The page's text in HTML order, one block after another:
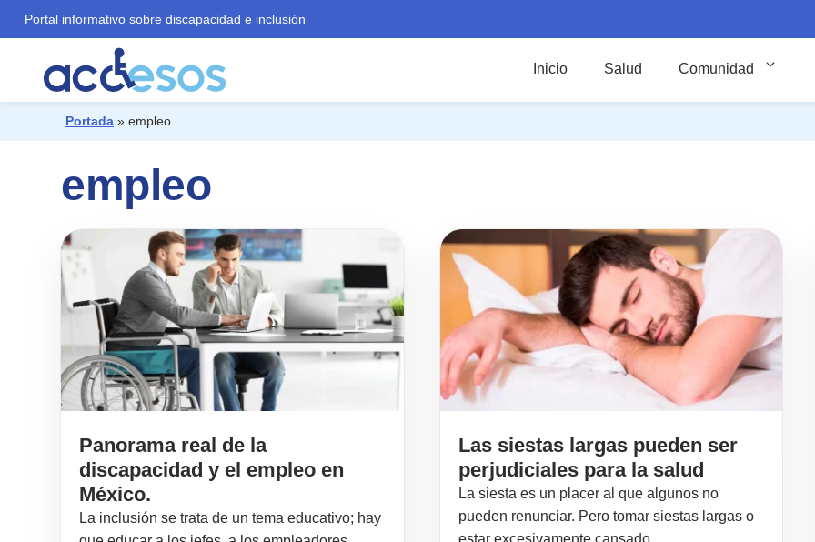
Portal informativo sobre discapacidad e inclusión
Inicio Salud Comunidad
Portada » empleo
empleo
Panorama real de la
discapacidad y el empleo en
México.
La inclusión se trata de un tema educativo; hay
Las siestas largas pueden ser
perjudiciales para la salud
La siesta es un placer al que algunos no
pueden renunciar. Pero tomar siestas largas o
estar excesivamente cansado…